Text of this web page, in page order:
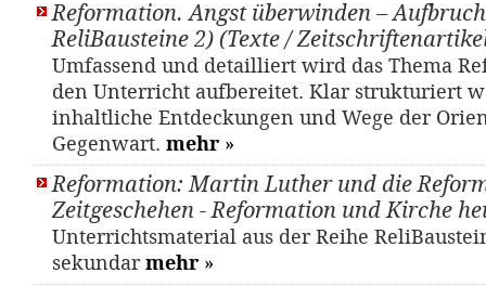
Reformation. Angst überwinden –
ReliBausteine 2) (Texte /
Umfassend und detailliert wird das Thema
den Unterricht aufbereitet. Klar strukturiert
inhaltliche Entdeckungen und Wege der
Gegenwart. mehr »
Reformation: Martin Luther und die
Zeitgeschehen - Reformation und Kirche
Unterrichtsmaterial aus der Reihe
sekundarmehr »